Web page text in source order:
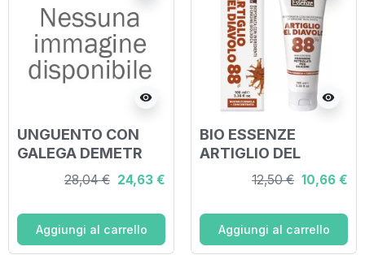
visibility
UNGUENTO CON
GALEGA DEMETR
28,04 € 24,63 €
Aggiungi al carrello
visibility
BIO ESSENZE
ARTIGLIO DEL
DIAVOLO 88%
BIOPOMATA 100 ML
12,50 € 10,66 €
Aggiungi al carrello